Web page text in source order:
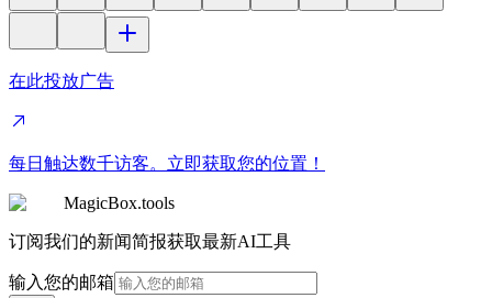
在此投放广告
每日触达数千访客。立即获取您的位置！
MagicBox.tools
订阅我们的新闻简报获取最新AI工具
输入您的邮箱